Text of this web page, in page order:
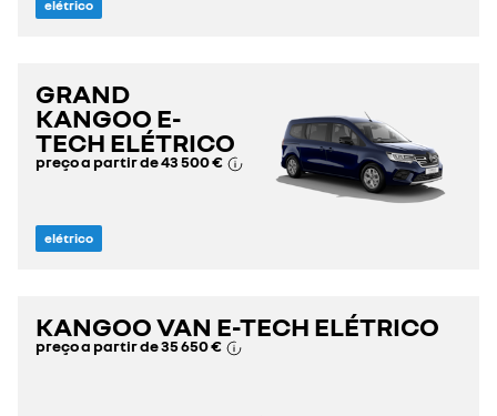
elétrico
GRAND
KANGOO E-
TECH ELÉTRICO
preço a partir de43 500 €
elétrico
KANGOO VAN E-TECH ELÉTRICO
preço a partir de35 650 €